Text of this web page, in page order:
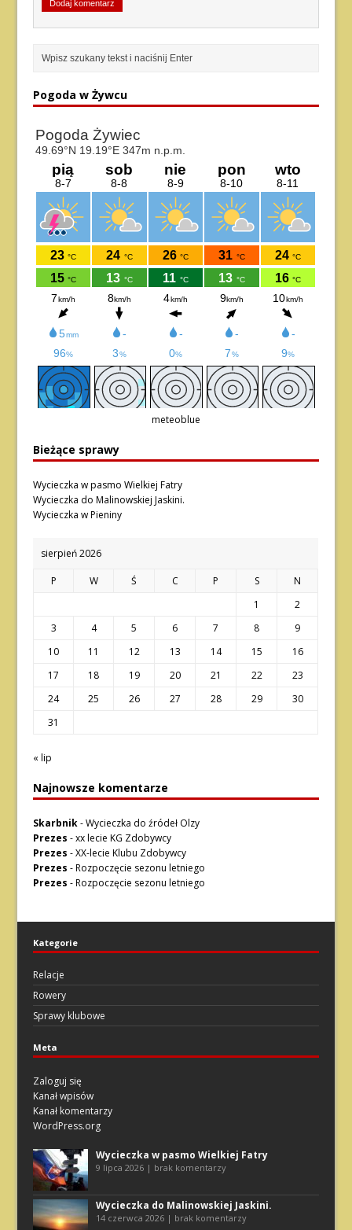
Pogoda w Żywcu
meteoblue
Bieżące sprawy
Wycieczka w pasmo Wielkiej Fatry
Wycieczka do Malinowskiej Jaskini.
Wycieczka w Pieniny
sierpień 2026
P W Ś C P S
N
1
2
3
4 5 6 7 8
9
10
11 12 13 14 15
16
17
18 19 20 21 22
23
24
25 26 27 28 29
30
31
« lip
Najnowsze komentarze
Skarbnik-Wycieczka do źródeł Olzy
Prezes -xx lecie KG Zdobywcy
Prezes -XX-lecie Klubu Zdobywcy
Prezes -Rozpoczęcie sezonu letniego
Prezes -Rozpoczęcie sezonu letniego
Kategorie
Relacje
Rowery
Sprawy klubowe
Meta
Zaloguj się
Kanał wpisów
Kanał komentarzy
WordPress.org
Wycieczka w pasmo Wielkiej Fatry
9 lipca 2026 | brak komentarzy
Wycieczka do Malinowskiej Jaskini.
14 czerwca 2026 | brak komentarzy